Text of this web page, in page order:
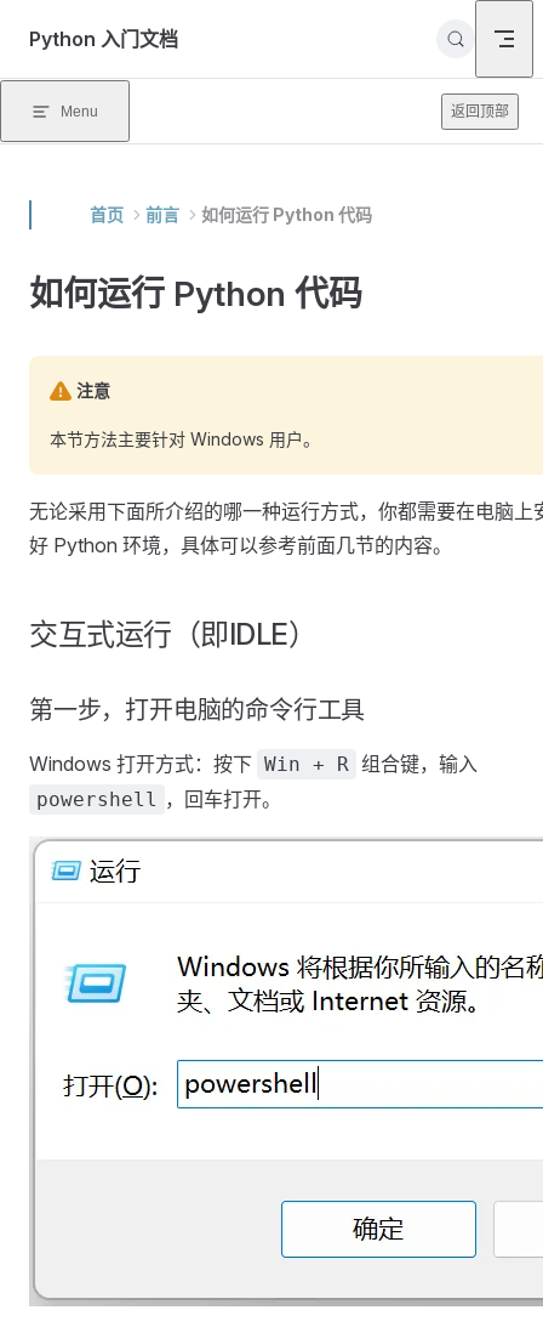
Skip to content
Python 入门文档
Menu 返回顶部
首页 前言 如何运行 Python 代码
如何运行 Python 代码
注意
本节方法主要针对 Windows 用户。
无论采用下面所介绍的哪一种运行方式，你都需要在电脑上
好 Python 环境，具体可以参考前面几节的内容。
交互式运行（即IDLE）
第一步，打开电脑的命令行工具
Windows 打开方式：按下 Win + R 组合键，输入
powershell ，回车打开。